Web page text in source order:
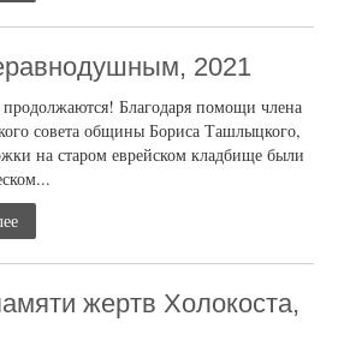
2021
Благодаря помощи члена
совета общины Бориса Ташлыцкого,
на старом еврейском кладбище были
жертв Холокоста,